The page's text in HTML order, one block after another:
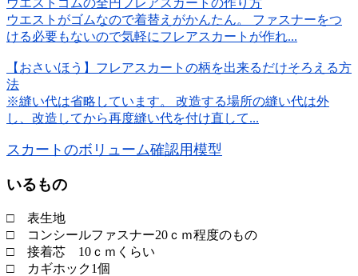
ウエストゴムの全円フレアスカートの作り方
ウエストがゴムなので着替えがかんたん。 ファスナーをつ
ける必要もないので気軽にフレアスカートが作れ...
【おさいほう】フレアスカートの柄を出来るだけそろえる方
法
※縫い代は省略しています。 改造する場所の縫い代は外
し、改造してから再度縫い代を付け直して...
スカートのボリューム確認用模型
いるもの
□ 表生地
□ コンシールファスナー20ｃｍ程度のもの
□ 接着芯 10ｃｍくらい
□ カギホック1個